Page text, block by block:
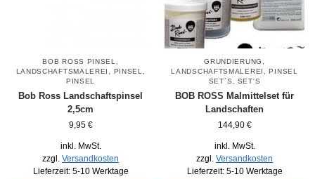
BOB ROSS PINSEL
LANDSCHAFTSMALEREI
PINSEL
PINSEL
Bob Ross Landschaftspinsel
2,5cm
9,95 €
inkl. MwSt.
zzgl. Versandkosten
Lieferzeit: 5-10 Werktage
GRUNDIERUNG
LANDSCHAFTSMALEREI
,PINSEL
SET´S
SET'S
BOB ROSS Malmittelset für
Landschaften
144,90 €
inkl. MwSt.
zzgl. Versandkosten
Lieferzeit: 5-10 Werktage